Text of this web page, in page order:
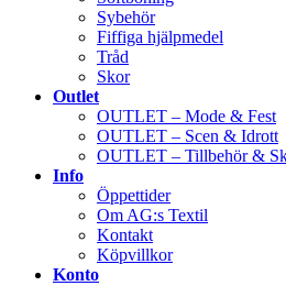
Sybehör
Fiffiga hjälpmedel
Tråd
Skor
Outlet
OUTLET – Mode & Fest
OUTLET – Scen & Idrott
OUTLET – Tillbehör &
Info
Öppettider
Om AG:s Textil
Kontakt
Köpvillkor
Konto